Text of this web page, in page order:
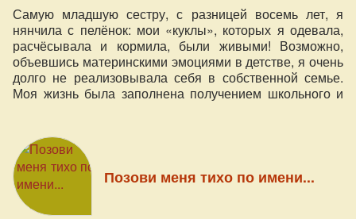
Самую младшую сестру, с разницей восемь лет, я
нянчила с пелёнок: мои «куклы», которых я одевала,
расчёсывала и кормила, были живыми! Возможно,
объевшись материнскими эмоциями в детстве, я очень
долго не реализовывала себя в собственной семье.
Моя жизнь была заполнена получением школьного и
Позови меня тихо по имени...